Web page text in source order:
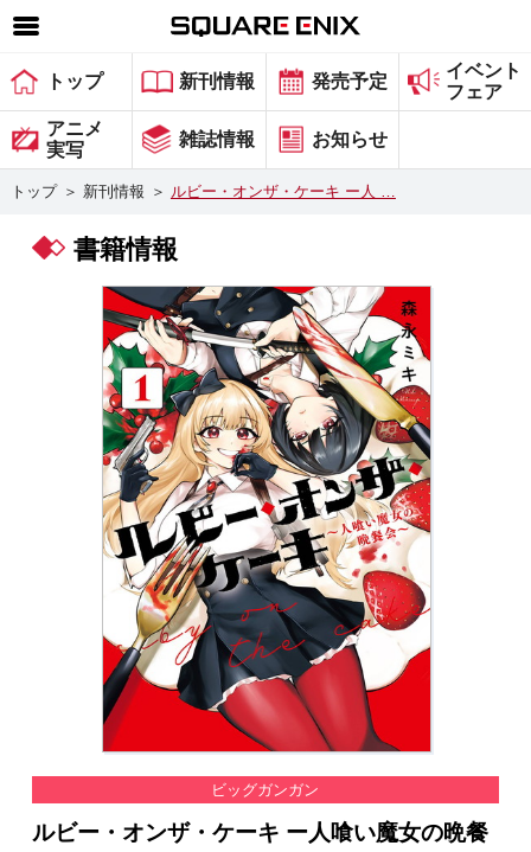
SQUARE ENIX 公式サイトメニュー
ゲーム
マガジン＆ブックス
グッズ
会社情報 採用情報
スクウェア・エニックス サイト内検索
トップ 新刊情報 発売予定
イベント
フェア
アニメ
実写
雑誌情報 お知らせ
トップ ＞ 新刊情報 ＞ ルビー・オンザ・ケーキ ー人 …
書籍情報
ビッグガンガン
ルビー・オンザ・ケーキ ー人喰い魔女の晩餐